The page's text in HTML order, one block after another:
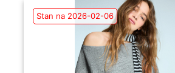
Stan na 2026-02-06